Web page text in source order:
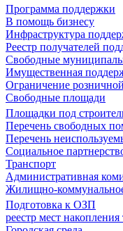
Программа поддержки
В помощь бизнесу
Инфраструктура
Реестр получателей
Свободные
Имущественная
Ограничение
Свободные площади
Площадки под
Перечень свободных
Перечень
Социальное
Транспорт
Административная
Жилищно-
Подготовка к ОЗП
реестр мест накопления